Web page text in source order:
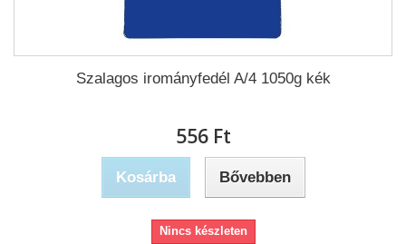
Szalagos irományfedél A/4 1050g kék
556 Ft‎
Kosárba Bővebben
Nincs készleten